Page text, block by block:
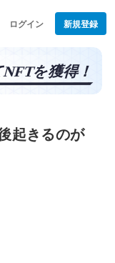
ログイン 新規登録
起きるのが